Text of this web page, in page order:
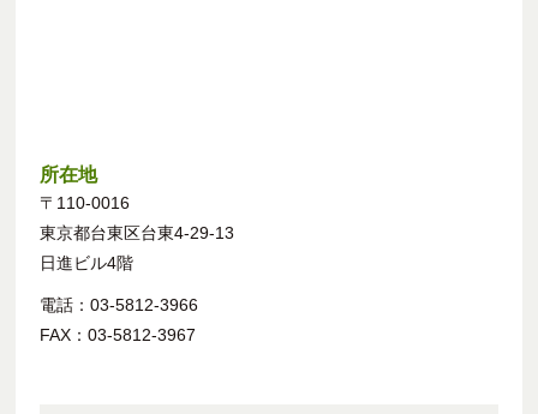
所在地
〒110-0016
東京都台東区台東4-29-13
日進ビル4階
電話：03-5812-3966
FAX：03-5812-3967